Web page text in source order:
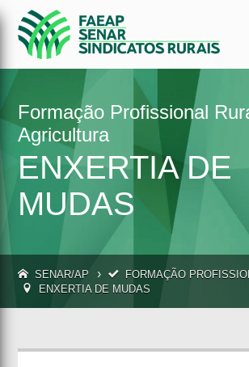
Formação Profissional
Agricultura
ENXERTIA DE
MUDAS
SENAR/AP › FORMAÇÃO
ENXERTIA DE MUDAS